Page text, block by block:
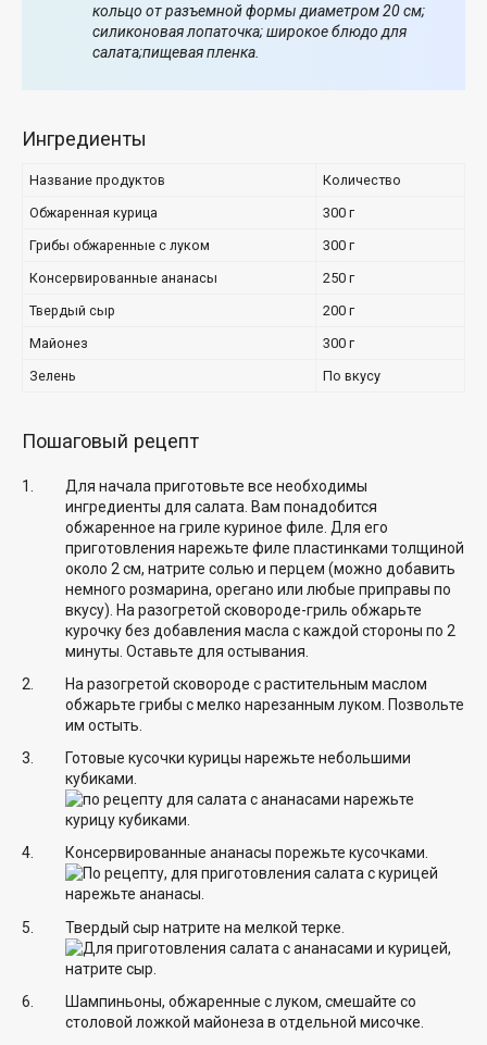
кольцо от разъемной формы диаметром 20 см;
силиконовая лопаточка; широкое блюдо для
салата;пищевая пленка.
Ингредиенты
Название продуктов
Количество
Обжаренная курица
300 г
Грибы обжаренные с луком
300 г
Консервированные ананасы
250 г
Твердый сыр
200 г
Майонез
300 г
Зелень
По вкусу
Пошаговый рецепт
Для начала приготовьте все необходимы
ингредиенты для салата. Вам понадобится
обжаренное на гриле куриное филе. Для его
приготовления нарежьте филе пластинками толщиной
около 2 см, натрите солью и перцем (можно добавить
немного розмарина, орегано или любые приправы по
вкусу). На разогретой сковороде-гриль обжарьте
курочку без добавления масла с каждой стороны по 2
минуты. Оставьте для остывания.
На разогретой сковороде с растительным маслом
обжарьте грибы с мелко нарезанным луком. Позвольте
им остыть.
Готовые кусочки курицы нарежьте небольшими
кубиками.
Консервированные ананасы порежьте кусочками.
Твердый сыр натрите на мелкой терке.
Шампиньоны, обжаренные с луком, смешайте со
столовой ложкой майонеза в отдельной мисочке.